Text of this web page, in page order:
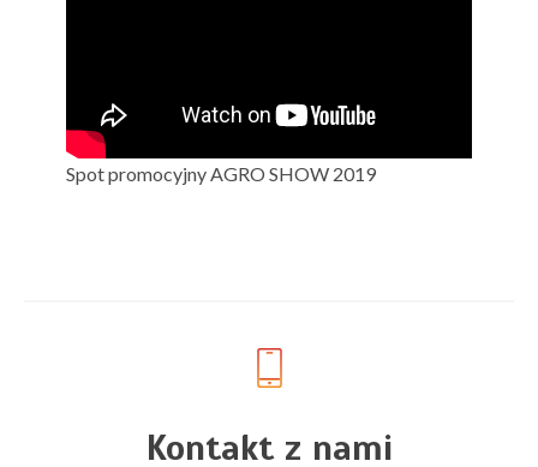
Spot promocyjny AGRO SHOW 2019
Kontakt z nami